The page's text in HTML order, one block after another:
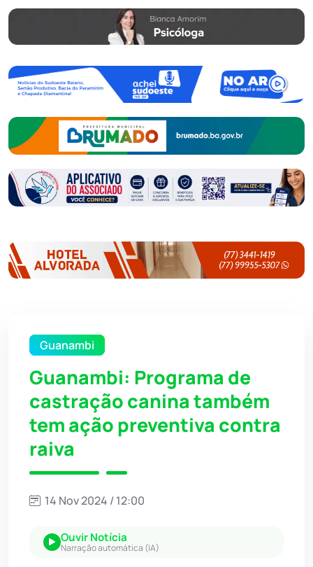
Guanambi
Guanambi: Programa de
castração canina também
tem ação preventiva contra
raiva
14 Nov 2024 / 12:00
Ouvir Notícia
Narração automática (IA)